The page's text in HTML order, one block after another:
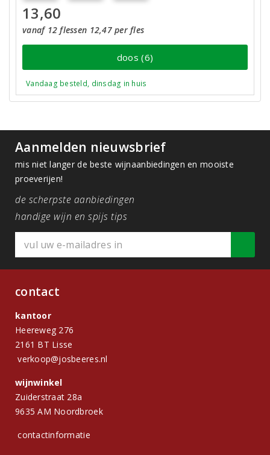
13,60
vanaf 12 flessen 12,47 per fles
doos (6)
Vandaag besteld, dinsdag in huis
Aanmelden nieuwsbrief
mis niet langer de beste wijnaanbiedingen en mooiste
proeverijen!
de scherpste aanbiedingen
handige wijn en spijs tips
contact
kantoor
Heereweg 276
2161 BT Lisse
verkoop@josbeeres.nl
wijnwinkel
Zuiderstraat 28a
9635 AM Noordbroek
contactinformatie